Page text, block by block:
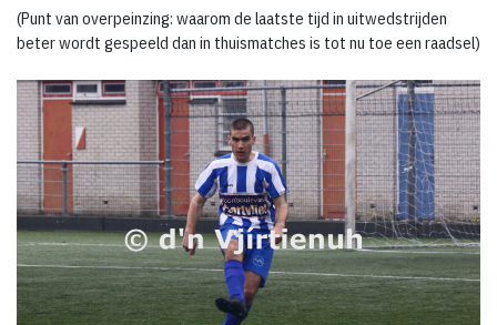
(Punt van overpeinzing: waarom de laatste tijd in uitwedstrijden
beter wordt gespeeld dan in thuismatches is tot nu toe een raadsel)